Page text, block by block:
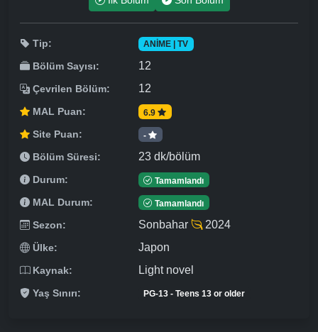
Tip: ANIME | TV
Bölüm Sayısı: 12
Çevrilen Bölüm: 12
MAL Puan: 6.9
Site Puan: -
Bölüm Süresi: 23 dk/bölüm
Durum: Tamamlandı
MAL Durum: Tamamlandı
Sezon: Sonbahar 2024
Ülke: Japon
Kaynak: Light novel
Yaş Sınırı: PG-13 - Teens 13 or older